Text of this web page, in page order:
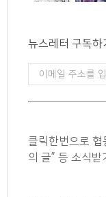
뉴스레터 구독하
클릭한번으로 협
의 글” 등 소식받